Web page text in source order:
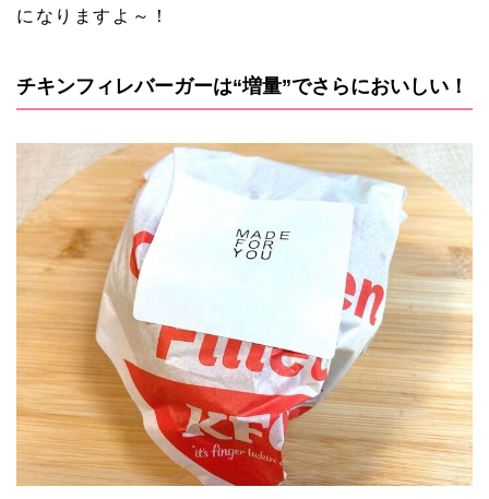
になりますよ～！
チキンフィレバーガーは“増量”でさらにおいしい！